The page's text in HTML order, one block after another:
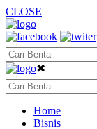
CLOSE
✖
Home
Bisnis